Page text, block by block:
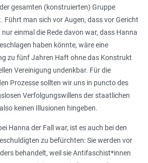
gesamten (konstruierten) Gruppe
Führt man sich vor Augen, dass vor Gericht
einmal die Rede davon war, dass Hanna
haben könnte, wäre eine
zu fünf Jahren Haft ohne das Konstrukt
Vereinigung undenkbar. Für die
Prozesse sollten wir uns in puncto des
Verfolgungswillens der staatlichen
keinen Illusionen hingeben.
Hanna der Fall war, ist es auch bei den
zu befürchten: Sie werden vor
behandelt, weil sie Antifaschist*innen